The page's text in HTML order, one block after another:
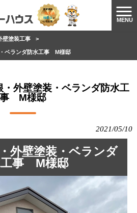
MENU
壁塗装工事 >
ベランダ防水工事 M様邸
外壁塗装・ベランダ防水工
事 M様邸
2021/05/10
外壁塗装・ベランダ
工事 M様邸